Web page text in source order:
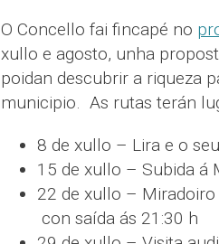
O Concello fai fincapé no
xullo e agosto, unha
poidan descubrir a riqueza
municipio. As rutas terán
8 de xullo – Lira e o
15 de xullo – Subida á
22 de xullo –
con saída ás 21:30 h